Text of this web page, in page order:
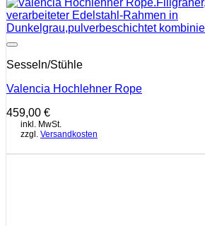
Sesseln/Stühle
Valencia Hochlehner Rope
459,00 €
inkl. MwSt.
zzgl. Versandkosten